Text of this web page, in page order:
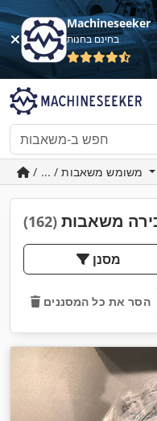
Machineseeker
בחינם בחנות
משאבות (162)
מסנן
הסר את כל המסננים